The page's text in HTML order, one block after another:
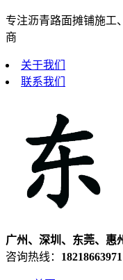
专注沥青路面摊铺施工
商
关于我们
联系我们
广州、深圳、东莞、惠
咨询热线： 18218663971